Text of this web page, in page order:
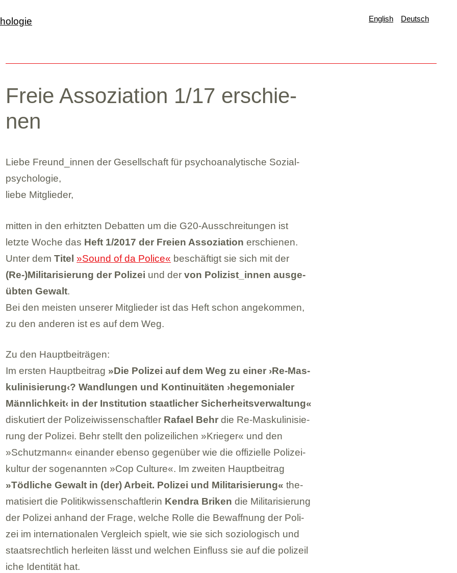
English Deutsch
Freie Asso­zia­tion 1/17 erschie­
nen
Liebe Freund_​innen der Gesell­schaft für psy­cho­ana­ly­ti­sche Sozi­al­
psy­cho­lo­gie,
liebe Mit­glie­der,
mit­ten in den erhitz­ten Debat­ten um die G20-Aus­schrei­tun­gen ist
letzte Woche das Heft 1/2017 der Freien Asso­zia­tion erschie­nen.
Unter demTitel »Sound of da Police« beschäf­tigt sie sich mit der
(Re-)Militarisierung der Poli­zei und dervon Polizist_​innen aus­ge­
üb­ten Gewalt.
Bei den meis­ten unse­rer Mit­glie­der ist das Heft schon ange­kom­men,
zu den ande­ren ist es auf dem Weg.
Zu den Haupt­bei­trä­gen:
Im ers­ten Haupt­bei­trag »Die Poli­zei auf dem Weg zu einer ›Re-Mas­
ku­li­ni­sie­rung‹? Wand­lun­gen und Kon­ti­nui­tä­ten ›hege­mo­nia­ler
Männ­lich­keit‹ in der Insti­tu­tion staat­li­cher Sicher­heits­ver­wal­tung«
dis­ku­tiert der Poli­zei­wis­sen­schaft­ler Rafael Behr die Re-Mas­ku­li­ni­sie­
rung der Poli­zei. Behr stellt den poli­zei­li­chen »Krie­ger« und den
»Schutz­mann« ein­an­der ebenso gegen­über wie die offi­zi­elle Poli­zei­
kul­tur der soge­nann­ten »Cop Cul­ture«. Im zwei­ten Haupt­bei­trag
»Töd­li­che Gewalt in (der) Arbeit. Poli­zei und Mili­ta­ri­sie­rung« the­
ma­ti­siert die Poli­tik­wis­sen­schaft­le­rin Ken­dra Bri­ken die Mili­ta­ri­sie­rung
der Poli­zei anhand der Frage, wel­che Rolle die Bewaff­nung der Poli­
zei im inter­na­tio­na­len Ver­gleich spielt, wie sie sich sozio­lo­gisch und
staats­recht­lich her­lei­ten lässt und wel­chen Ein­fluss sie auf die poli­zei­l
i­che Iden­ti­tät hat.